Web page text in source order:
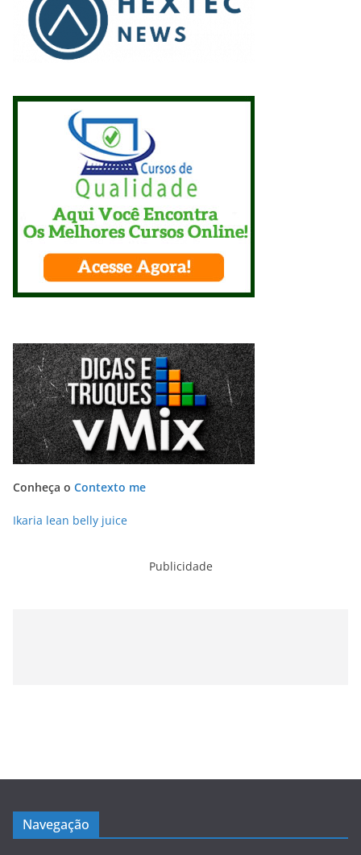
Conheça o Contexto me
Ikaria lean belly juice
Publicidade
Navegação